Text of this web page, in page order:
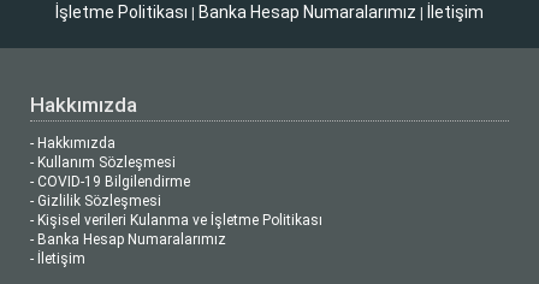
İşletme Politikası | Banka Hesap Numaralarımız | İletişim
Hakkımızda
- Hakkımızda
- Kullanım Sözleşmesi
- COVID-19 Bilgilendirme
- Gizlilik Sözleşmesi
- Kişisel verileri Kulanma ve İşletme Politikası
- Banka Hesap Numaralarımız
- İletişim